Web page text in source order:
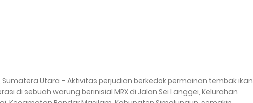
Sumatera Utara – Aktivitas perjudian berkedok permainan tembak ikan
di sebuah warung berinisial MRX di Jalan Sei Langgei, Kelurahan